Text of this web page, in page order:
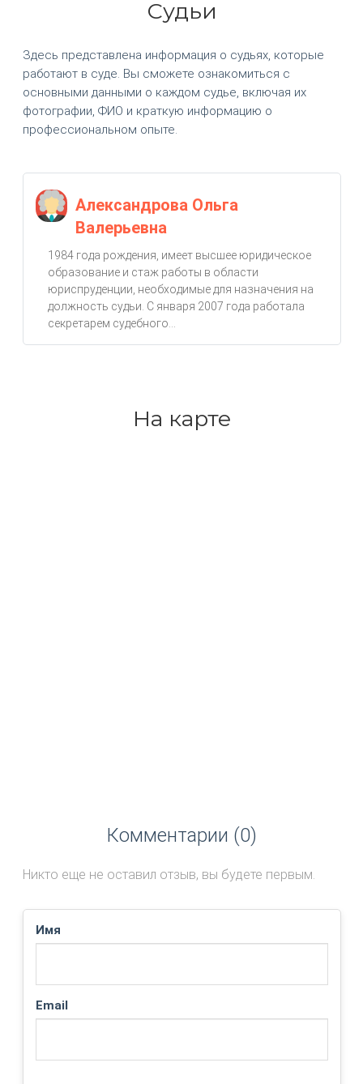
Судьи
Здесь представлена информация о судьях, которые
работают в суде. Вы сможете ознакомиться с
основными данными о каждом судье, включая их
фотографии, ФИО и краткую информацию о
профессиональном опыте.
Александрова Ольга
Валерьевна
1984 года рождения, имеет высшее юридическое
образование и стаж работы в области
юриспруденции, необходимые для назначения на
должность судьи. С января 2007 года работала
секретарем судебного...
На карте
Комментарии (0)
Никто еще не оставил отзыв, вы будете первым.
Имя
Email